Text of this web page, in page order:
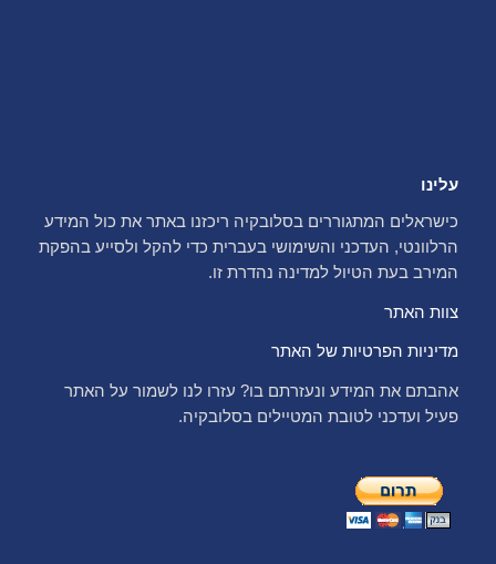
עלינו
כישראלים המתגוררים בסלובקיה ריכזנו באתר את כול המידע
הרלוונטי, העדכני והשימושי בעברית כדי להקל ולסייע בהפקת
המירב בעת הטיול למדינה נהדרת זו.
צוות האתר
מדיניות הפרטיות של האתר
אהבתם את המידע ונעזרתם בו? עזרו לנו לשמור על האתר
פעיל ועדכני לטובת המטיילים בסלובקיה.